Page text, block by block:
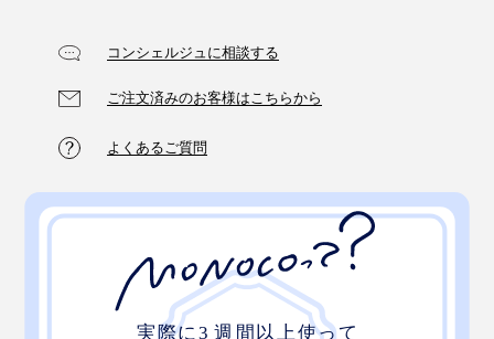
コンシェルジュに相談する
ご注文済みのお客様はこちらから
よくあるご質問